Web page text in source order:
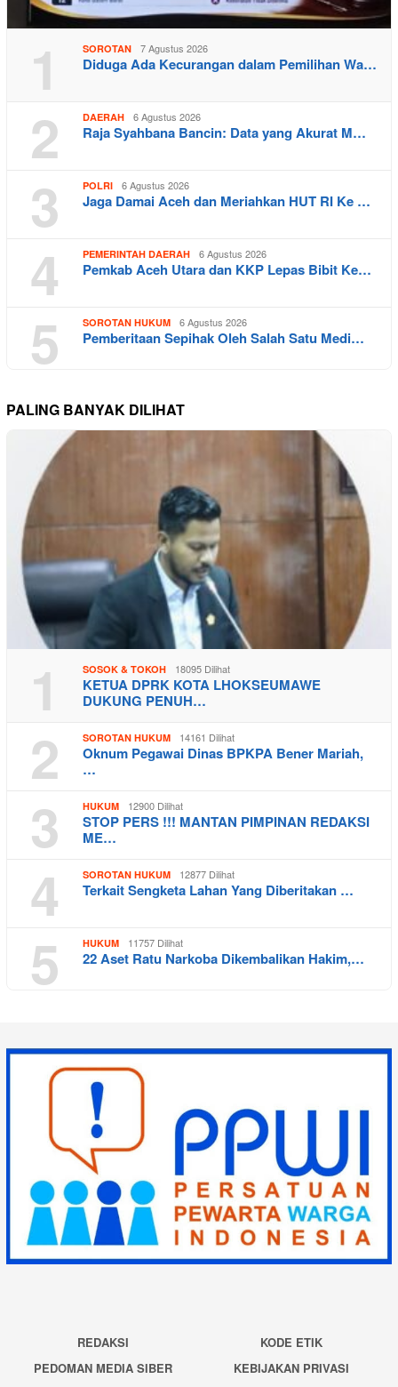
1 SOROTAN 7 Agustus 2026
Diduga Ada Kecurangan dalam Pemilihan Wa…
2 DAERAH 6 Agustus 2026
Raja Syahbana Bancin: Data yang Akurat M…
3 POLRI 6 Agustus 2026
Jaga Damai Aceh dan Meriahkan HUT RI Ke …
4 PEMERINTAH DAERAH 6 Agustus 2026
Pemkab Aceh Utara dan KKP Lepas Bibit Ke…
5 SOROTAN HUKUM 6 Agustus 2026
Pemberitaan Sepihak Oleh Salah Satu Medi…
PALING BANYAK DILIHAT
1 SOSOK & TOKOH 18095 Dilihat
KETUA DPRK KOTA LHOKSEUMAWE
DUKUNG PENUH…
2 SOROTAN HUKUM 14161 Dilihat
Oknum Pegawai Dinas BPKPA Bener Mariah,
…
3 HUKUM 12900 Dilihat
STOP PERS !!! MANTAN PIMPINAN REDAKSI
ME…
4 SOROTAN HUKUM 12877 Dilihat
Terkait Sengketa Lahan Yang Diberitakan …
5 HUKUM 11757 Dilihat
22 Aset Ratu Narkoba Dikembalikan Hakim,…
REDAKSI
KODE ETIK
PEDOMAN MEDIA SIBER
KEBIJAKAN PRIVASI